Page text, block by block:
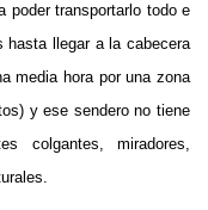
poder transportarlo todo e
hasta llegar a la cabecera
media hora por una zona
y ese sendero no tiene
colgantes, miradores,